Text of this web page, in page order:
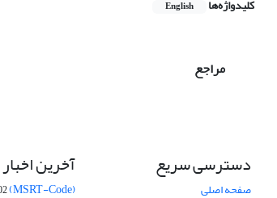
کلیدواژه‌ها English
مراجع
دسترسی سریع
صفحه اصلی
آخرین اخبار
(MSRT-Code)